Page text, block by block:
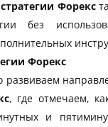
Форекс
без
Форекс
развиваем
, где отмечаем,
и